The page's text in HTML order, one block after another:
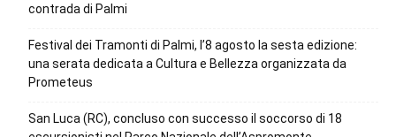
contrada di Palmi
Festival dei Tramonti di Palmi, l’8 agosto la sesta edizione:
una serata dedicata a Cultura e Bellezza organizzata da
Prometeus
San Luca (RC), concluso con successo il soccorso di 18